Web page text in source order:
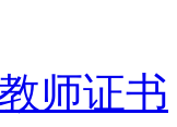
师证书